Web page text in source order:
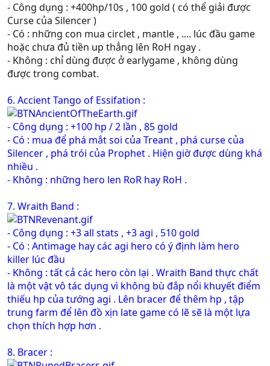
- Công dụng : +400hp/10s , 100 gold ( có thể giải được
Curse của Silencer )
- Có : những con mua circlet , mantle , .... lúc đầu game
hoặc chưa đủ tiền up thẳng lên RoH ngay .
- Không : chỉ dùng được ở earlygame , không dùng
được trong combat.
6. Accient Tango of Essifation :
- Công dụng : +100 hp / 2 lần , 85 gold
- Có : mua để phá mắt soi của Treant , phá curse của
Silencer , phá trói của Prophet . Hiện giờ được dùng khá
nhiều .
- Không : những hero len RoR hay RoH .
7. Wraith Band :
- Công dụng : +3 all stats , +3 agi , 510 gold
- Có : Antimage hay các agi hero có ý định làm hero
killer lúc đầu
- Không : tất cả các hero còn lại . Wraith Band thực chất
là một vật vô tác dụng vì không bù đắp nổi khuyết điểm
thiếu hp của tướng agi . Lên bracer để thêm hp , tập
trung farm để lên đồ xịn late game có lẽ sẽ là một lựa
chọn thích hợp hơn .
8. Bracer :